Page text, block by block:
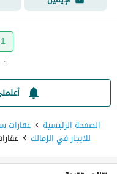
1
1 - 24 من 37 عقار
الصفحة الرئيسية
عقارات
للايجار في الزمالك عقارات سكنية